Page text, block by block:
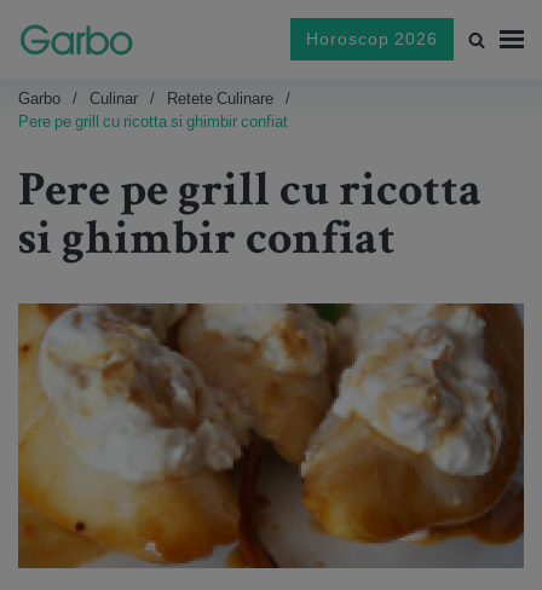
Horoscop 2026
Garbo Culinar
Retete Culinare
Pere pe grill cu ricotta si ghimbir confiat
Pere pe grill cu ricotta
si ghimbir confiat